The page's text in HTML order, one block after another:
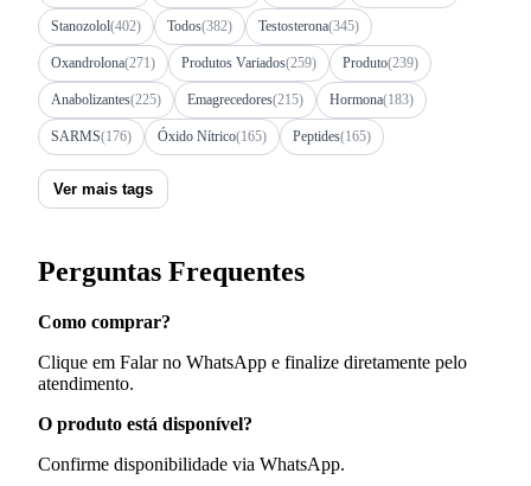
Stanozolol(402) Todos(382) Testosterona(345)
Oxandrolona(271) Produtos Variados(259) Produto(239)
Anabolizantes(225) Emagrecedores(215) Hormona(183)
SARMS(176) Óxido Nítrico(165) Peptides(165)
Ver mais tags
Perguntas Frequentes
Como comprar?
Clique em Falar no WhatsApp e finalize diretamente pelo
atendimento.
O produto está disponível?
Confirme disponibilidade via WhatsApp.